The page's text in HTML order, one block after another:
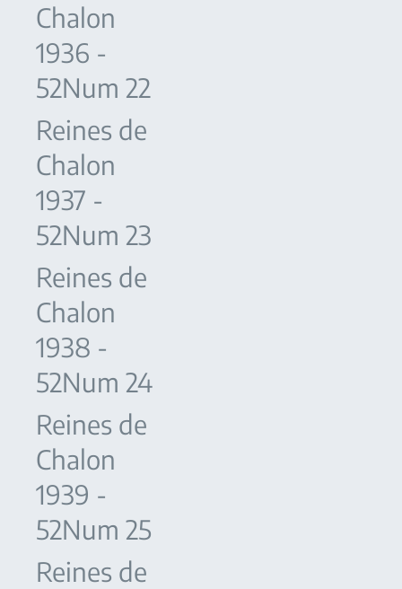
Chalon
1936 -
52Num 22
Reines de
Chalon
1937 -
52Num 23
Reines de
Chalon
1938 -
52Num 24
Reines de
Chalon
1939 -
52Num 25
Reines de